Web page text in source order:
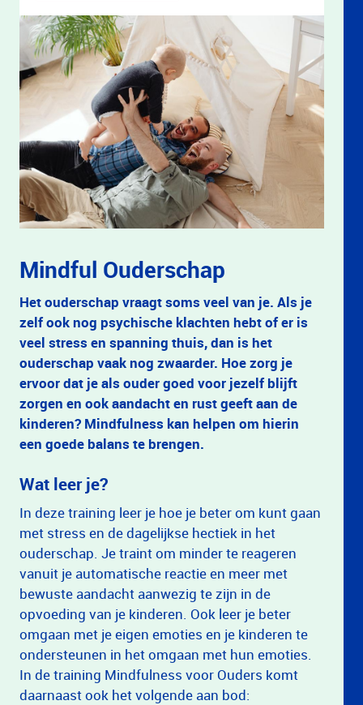
Mindful Ouderschap
Het ouderschap vraagt soms veel van je. Als je
zelf ook nog psychische klachten hebt of er is
veel stress en spanning thuis, dan is het
ouderschap vaak nog zwaarder. Hoe zorg je
ervoor dat je als ouder goed voor jezelf blijft
zorgen en ook aandacht en rust geeft aan de
kinderen? Mindfulness kan helpen om hierin
een goede balans te brengen.
Wat leer je?
In deze training leer je hoe je beter om kunt gaan
met stress en de dagelijkse hectiek in het
ouderschap. Je traint om minder te reageren
vanuit je automatische reactie en meer met
bewuste aandacht aanwezig te zijn in de
opvoeding van je kinderen. Ook leer je beter
omgaan met je eigen emoties en je kinderen te
ondersteunen in het omgaan met hun emoties.
In de training Mindfulness voor Ouders komt
daarnaast ook het volgende aan bod: